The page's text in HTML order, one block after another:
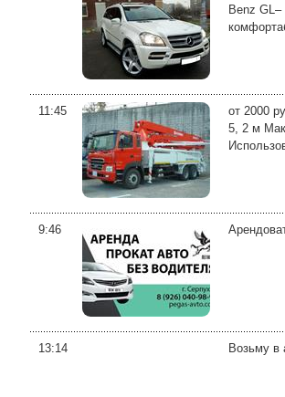
Benz
11:45
от 2000
5, 2 м
9:46
13:14 Возьму в